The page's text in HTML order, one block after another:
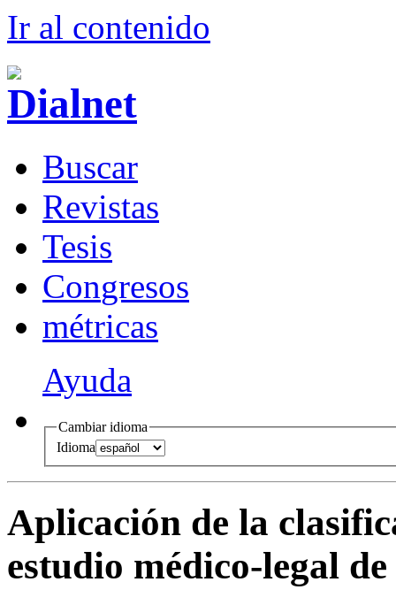
Ir al contenido
Buscar
Revistas
Tesis
Congresos
métricas
Ayuda
Cambiar idioma
Idioma
Aplicación de la
estudio médico-legal